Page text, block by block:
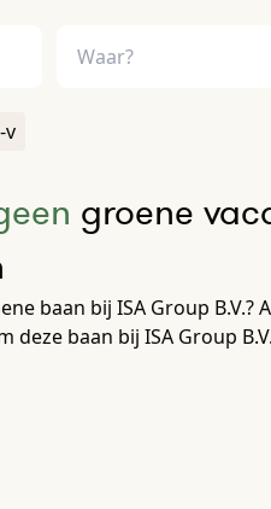
v
groene
baan bij ISA Group B.V.?
deze baan bij ISA Group